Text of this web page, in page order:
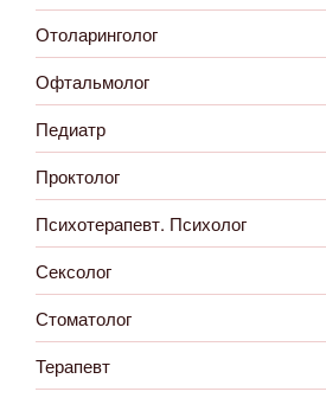
Отоларинголог
Офтальмолог
Педиатр
Проктолог
Психотерапевт. Психолог
Сексолог
Стоматолог
Терапевт